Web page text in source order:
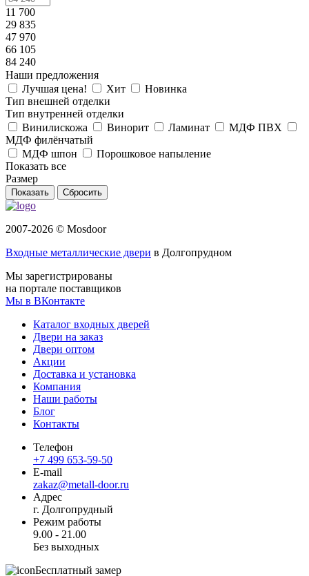
11 700
29 835
47 970
66 105
84 240
Наши предложения
Лучшая цена!
Хит
Новинка
Тип внешней отделки
Тип внутренней отделки
Винилискожа
Винорит Ламинат
МДФ ПВХ
МДФ филёнчатый
МДФ шпон
Порошковое напыление
Показать все
Размер
Сбросить
2007-2026 © Mosdoor
Входные металлические двери в Долгопрудном
Мы зарегистрированы
на портале поставщиков
Мы в ВКонтакте
Каталог входных дверей
Двери на заказ
Двери оптом
Акции
Доставка и установка
Компания
Наши работы
Блог
Контакты
Телефон
+7 499 653-59-50
E-mail
zakaz@metall-door.ru
Адрес
г. Долгопрудный
Режим работы
9.00 - 21.00
Без выходных
Бесплатный замер